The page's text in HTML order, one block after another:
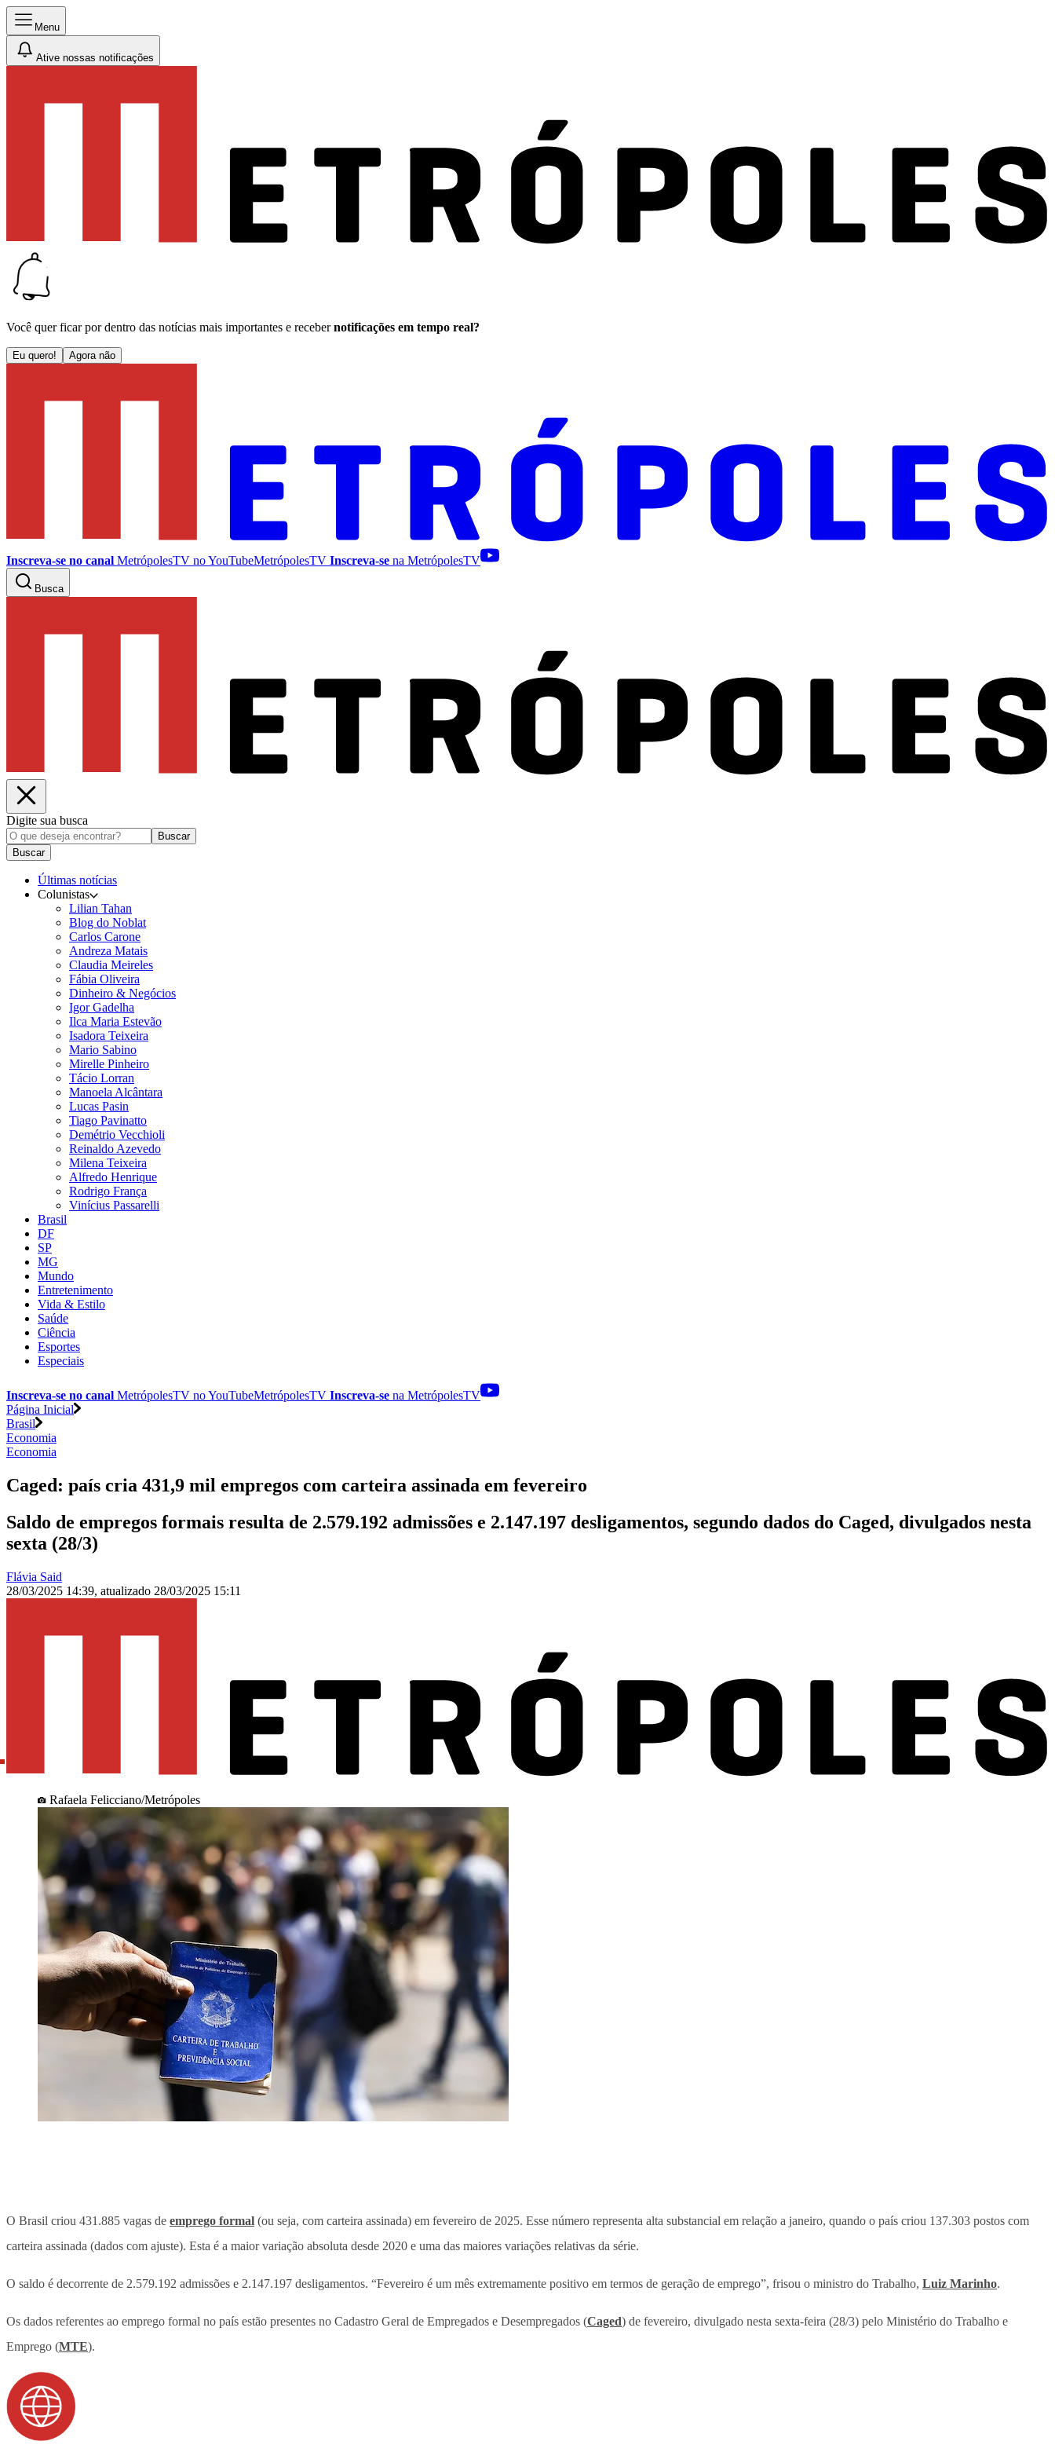
Menu
Ative nossas notificações
Você quer ficar por dentro das notícias mais importantes e receber notificações em tempo real?
Eu quero! Agora não
Inscreva-se no canal MetrópolesTV noYouTubeMetrópolesTV Inscreva-se na MetrópolesTV
Busca
Digite sua busca
Buscar
Buscar
Últimas notícias
Colunistas
Lilian Tahan
Blog do Noblat
Carlos Carone
Andreza Matais
Claudia Meireles
Fábia Oliveira
Dinheiro & Negócios
Igor Gadelha
Ilca Maria Estevão
Isadora Teixeira
Mario Sabino
Mirelle Pinheiro
Tácio Lorran
Manoela Alcântara
Lucas Pasin
Tiago Pavinatto
Demétrio Vecchioli
Reinaldo Azevedo
Milena Teixeira
Alfredo Henrique
Rodrigo França
Vinícius Passarelli
Brasil
DF
SP
MG
Mundo
Entretenimento
Vida & Estilo
Saúde
Ciência
Esportes
Especiais
Inscreva-se no canal MetrópolesTV noYouTubeMetrópolesTV Inscreva-se na MetrópolesTV
Página Inicial
Brasil
Economia
Economia
Caged: país cria 431,9 mil empregos com carteira assinada em fevereiro
Saldo de empregos formais resulta de 2.579.192 admissões e 2.147.197 desligamentos, segundo dados do Caged, divulgados nesta
sexta (28/3)
Flávia Said
28/03/2025 14:39, atualizado 28/03/2025 15:11
Rafaela Felicciano/Metrópoles
O Brasil criou 431.885 vagas de emprego formal (ou seja, com carteira assinada) em fevereiro de 2025. Esse número representa alta substancial em relação a janeiro, quando o país criou 137.303 postos com
carteira assinada (dados com ajuste). Esta é a maior variação absoluta desde 2020 e uma das maiores variações relativas da série.
O saldo é decorrente de 2.579.192 admissões e 2.147.197 desligamentos. “Fevereiro é um mês extremamente positivo em termos de geração de emprego”, frisou o ministro do Trabalho, Luiz Marinho.
Os dados referentes ao emprego formal no país estão presentes no Cadastro Geral de Empregados e Desempregados (Caged) de fevereiro, divulgado nesta sexta-feira (28/3) pelo Ministério do Trabalho e
Emprego (MTE).